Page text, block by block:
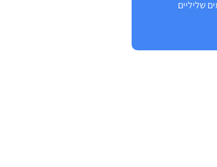
שליליים